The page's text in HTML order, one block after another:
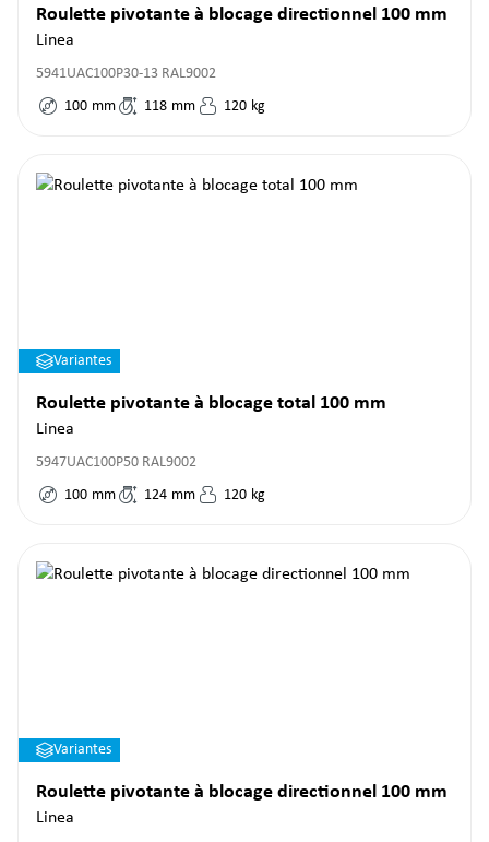
Roulette pivotante à blocage directionnel 100 mm
Linea
5941UAC100P30-13 RAL9002
100 mm 118 mm 120 kg
Variantes
Roulette pivotante à blocage total 100 mm
Linea
5947UAC100P50 RAL9002
100 mm 124 mm 120 kg
Variantes
Roulette pivotante à blocage directionnel 100 mm
Linea